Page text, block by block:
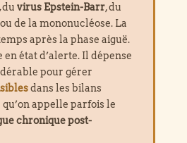
du virus Epstein-Barr, du
de la mononucléose. La
après la phase aiguë.
en état d’alerte. Il dépense
pour gérer
dans les bilans
qu’on appelle parfois le
chronique post-